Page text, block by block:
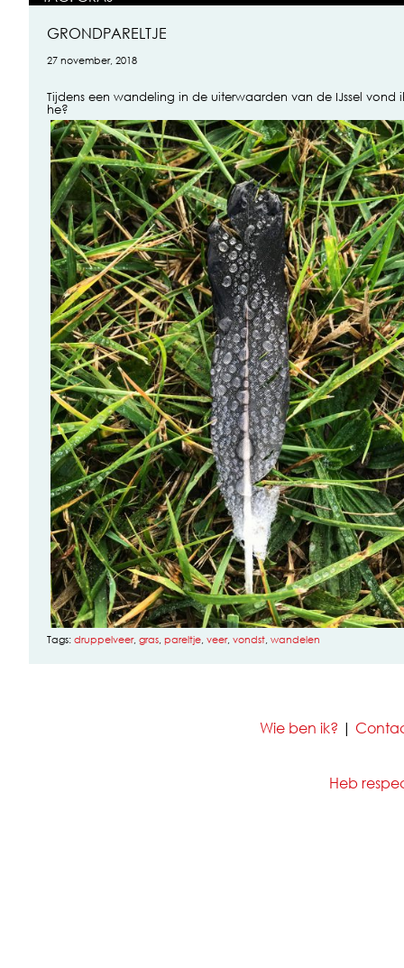
GRONDPARELTJE
27 november, 2018
Tijdens een wandeling in de uiterwaarden van de IJssel
he?
Tags:druppelveer, gras, pareltje, veer, vondst, wandelen
Wie ben ik? |
Heb